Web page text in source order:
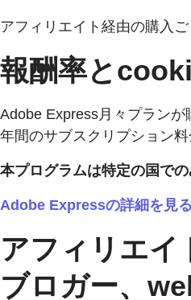
アフィリエイト経由の購入
報酬率と
Adobe Express月々プラン
年間のサブスクリプション
本プログラムは特定の国で
Adobe Expressの詳細を見
アフィリエイ
ブロガー、